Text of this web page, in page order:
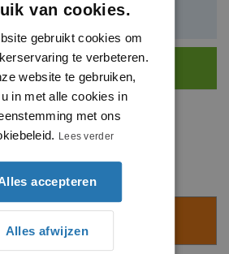
1 tot 3 werkdagen
voor gratis bezorging.
Inclusief BTW
van cookies.
gebruikt cookies om
te verbeteren.
website te gebruiken,
in met alle cookies in
met ons
Lees verder
accepteren
Alles afwijzen